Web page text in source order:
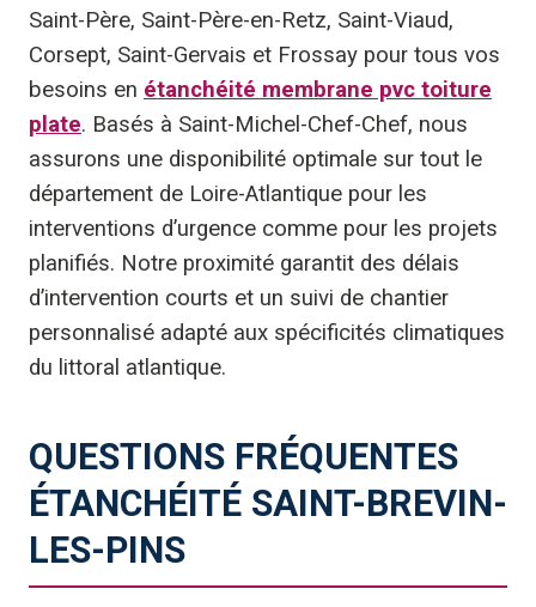
Saint-Père, Saint-Père-en-Retz, Saint-Viaud,
Corsept, Saint-Gervais et Frossay pour tous vos
besoins en étanchéité membrane pvc toiture
plate. Basés à Saint-Michel-Chef-Chef, nous
assurons une disponibilité optimale sur tout le
département de Loire-Atlantique pour les
interventions d’urgence comme pour les projets
planifiés. Notre proximité garantit des délais
d’intervention courts et un suivi de chantier
personnalisé adapté aux spécificités climatiques
du littoral atlantique.
QUESTIONS FRÉQUENTES
ÉTANCHÉITÉ SAINT-BREVIN-
LES-PINS